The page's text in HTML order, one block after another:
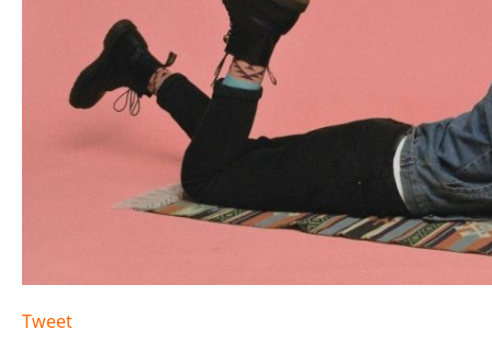
Tweet